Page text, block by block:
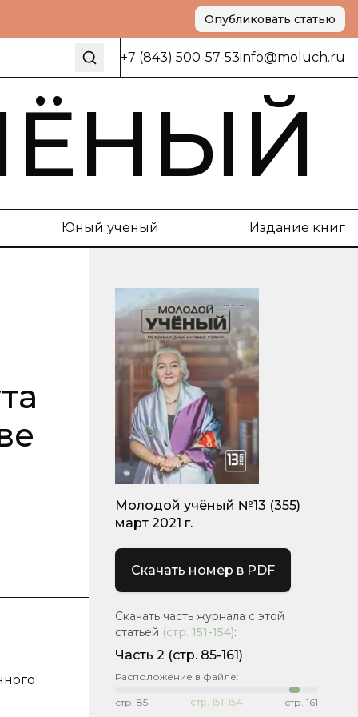
Опубликовать статью
+7 (843) 500-57-53info@moluch.ru
Юный ученый Издание книг
Молодой учёный №13 (355)
март 2021 г.
Скачать номер в PDF
Скачать часть журнала с этой
статьей (стр. 151-154):
Часть 2 (стр. 85-161)
Расположение в файле:
стр. 85 стр. 151-154 стр. 161